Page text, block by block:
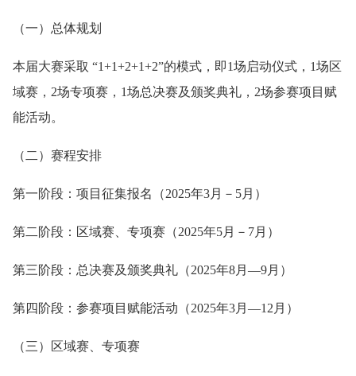
（一）总体规划
本届大赛采取 “1+1+2+1+2”的模式，即1场启动仪式，1场区
域赛，2场专项赛，1场总决赛及颁奖典礼，2场参赛项目赋
能活动。
（二）赛程安排
第一阶段：项目征集报名（2025年3月－5月）
第二阶段：区域赛、专项赛（2025年5月－7月）
第三阶段：总决赛及颁奖典礼（2025年8月—9月）
第四阶段：参赛项目赋能活动（2025年3月—12月）
（三）区域赛、专项赛